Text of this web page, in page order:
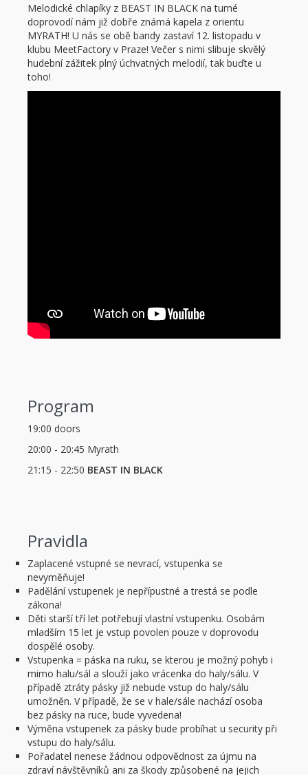
Melodické chlapíky z BEAST IN BLACK na turné
doprovodí nám již dobře známá kapela z orientu
MYRATH! U nás se obě bandy zastaví 12. listopadu v
klubu MeetFactory v Praze! Večer s nimi slibuje skvělý
hudební zážitek plný úchvatných melodií, tak buďte u
toho!
Program
19:00 doors
20:00 - 20:45 Myrath
21:15 - 22:50 BEAST IN BLACK
Pravidla
Zaplacené vstupné se nevrací, vstupenka se
nevyměňuje!
Padělání vstupenek je nepřípustné a trestá se podle
zákona!
Děti starší tří let potřebují vlastní vstupenku. Osobám
mladším 15 let je vstup povolen pouze v doprovodu
dospělé osoby.
Vstupenka = páska na ruku, se kterou je možný pohyb i
mimo halu/sál a slouží jako vrácenka do haly/sálu. V
případě ztráty pásky již nebude vstup do haly/sálu
umožněn. V případě, že se v hale/sále nachází osoba
bez pásky na ruce, bude vyvedena!
Výměna vstupenek za pásky bude probíhat u security při
vstupu do haly/sálu.
Pořadatel nenese žádnou odpovědnost za újmu na
zdraví návštěvníků ani za škody způsobené na jejich